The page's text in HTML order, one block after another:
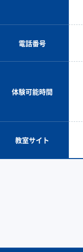
電話番号
体験可能時間
教室サイト